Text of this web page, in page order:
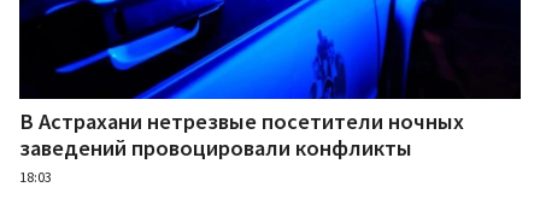
В Астрахани нетрезвые посетители ночных
заведений провоцировали конфликты
18:03